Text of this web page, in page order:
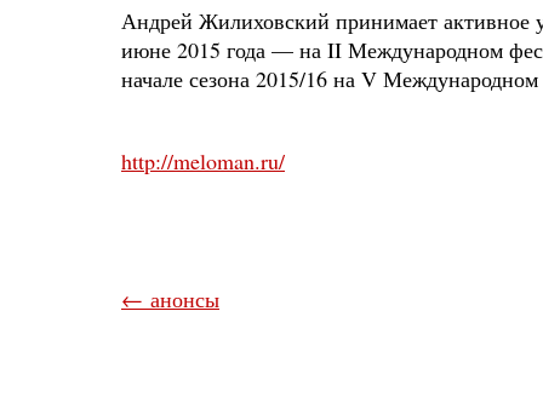
Андрей Жилиховский принимает активное
июне 2015 года — на II Международном
начале сезона 2015/16 на V
http://meloman.ru/
← анонсы